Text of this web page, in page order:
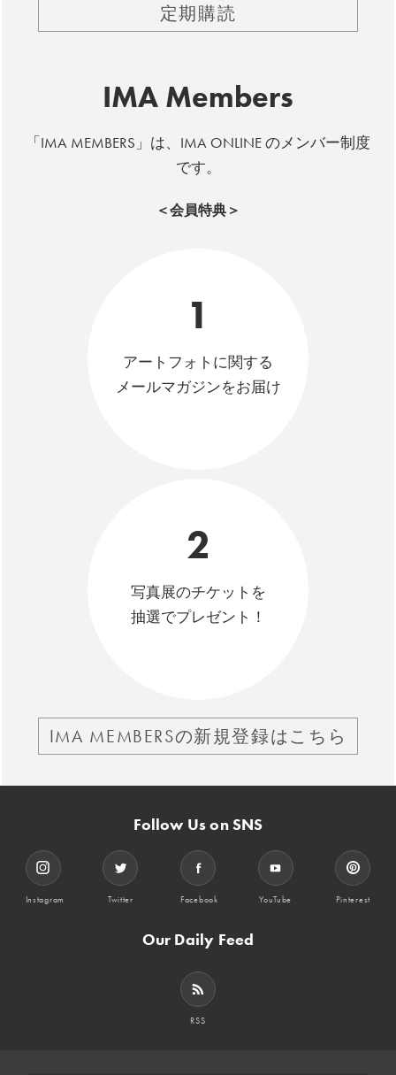
定期購読
IMA Members
「IMA MEMBERS」は、IMA ONLINE のメンバー制度
です。
＜会員特典＞
1
アートフォトに関する
メールマガジンをお届け
2
写真展のチケットを
抽選でプレゼント！
IMA MEMBERSの新規登録はこちら
Follow Us on SNS
Instagram Twitter Facebook YouTube Pinterest
Our Daily Feed
RSS